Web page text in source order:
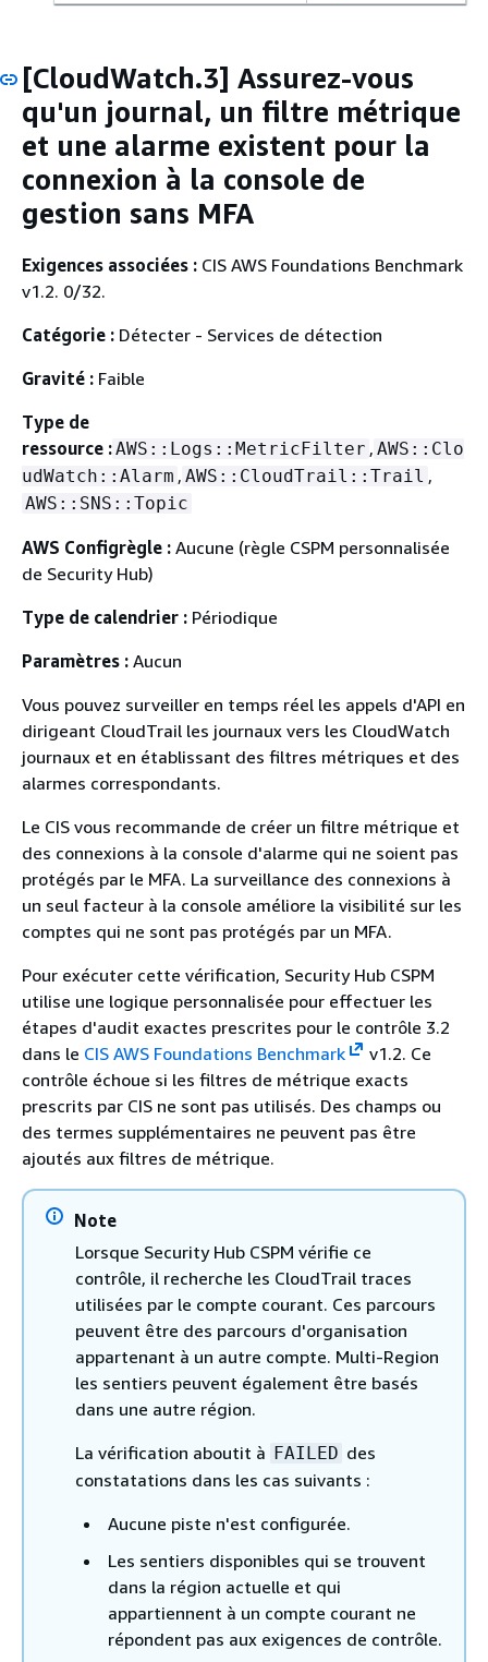
[CloudWatch.3] Assurez-vous
qu'un journal, un filtre métrique
et une alarme existent pour la
connexion à la console de
gestion sans MFA
Exigences associées : CIS AWS Foundations Benchmark
v1.2. 0/32.
Catégorie : Détecter - Services de détection
Gravité : Faible
Type de
ressource :AWS::Logs::MetricFilter , AWS::Clo
udWatch::Alarm , AWS::CloudTrail::Trail ,
AWS::SNS::Topic
AWS Configrègle : Aucune (règle CSPM personnalisée
de Security Hub)
Type de calendrier : Périodique
Paramètres : Aucun
Vous pouvez surveiller en temps réel les appels d'API en
dirigeant CloudTrail les journaux vers les CloudWatch
journaux et en établissant des filtres métriques et des
alarmes correspondants.
Le CIS vous recommande de créer un filtre métrique et
des connexions à la console d'alarme qui ne soient pas
protégés par le MFA. La surveillance des connexions à
un seul facteur à la console améliore la visibilité sur les
comptes qui ne sont pas protégés par un MFA.
Pour exécuter cette vérification, Security Hub CSPM
utilise une logique personnalisée pour effectuer les
étapes d'audit exactes prescrites pour le contrôle 3.2
dans le CIS AWS Foundations Benchmark
v1.2. Ce
contrôle échoue si les filtres de métrique exacts
prescrits par CIS ne sont pas utilisés. Des champs ou
des termes supplémentaires ne peuvent pas être
ajoutés aux filtres de métrique.
Note
Lorsque Security Hub CSPM vérifie ce
contrôle, il recherche les CloudTrail traces
utilisées par le compte courant. Ces parcours
peuvent être des parcours d'organisation
appartenant à un autre compte. Multi-Region
les sentiers peuvent également être basés
dans une autre région.
La vérification aboutit à FAILED des
constatations dans les cas suivants :
Aucune piste n'est configurée.
Les sentiers disponibles qui se trouvent
dans la région actuelle et qui
appartiennent à un compte courant ne
répondent pas aux exigences de contrôle.